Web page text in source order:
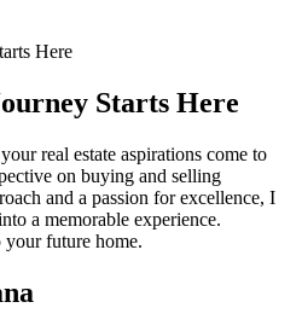
Starts Here
real estate aspirations come to
on buying and selling
and a passion for excellence, I
a memorable experience.
your future home.